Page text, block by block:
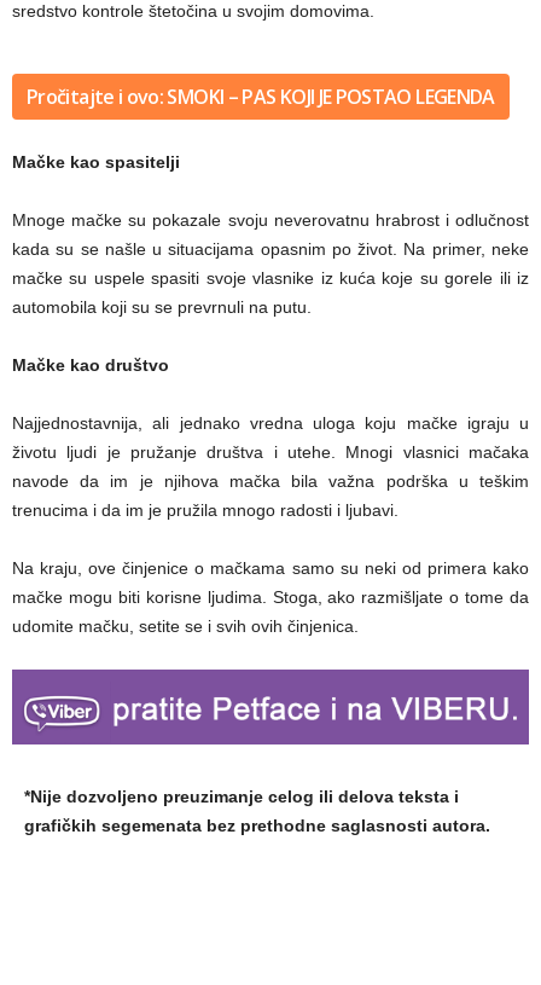
sredstvo kontrole štetočina u svojim domovima.
Pročitajte i ovo: SMOKI – PAS KOJI JE POSTAO LEGENDA
Mačke kao spasitelji
Mnoge mačke su pokazale svoju neverovatnu hrabrost i odlučnost
kada su se našle u situacijama opasnim po život. Na primer, neke
mačke su uspele spasiti svoje vlasnike iz kuća koje su gorele ili iz
automobila koji su se prevrnuli na putu.
Mačke kao društvo
Najjednostavnija, ali jednako vredna uloga koju mačke igraju u
životu ljudi je pružanje društva i utehe. Mnogi vlasnici mačaka
navode da im je njihova mačka bila važna podrška u teškim
trenucima i da im je pružila mnogo radosti i ljubavi.
Na kraju, ove činjenice o mačkama samo su neki od primera kako
mačke mogu biti korisne ljudima. Stoga, ako razmišljate o tome da
udomite mačku, setite se i svih ovih činjenica.
*Nije dozvoljeno preuzimanje celog ili delova teksta i
grafičkih segemenata bez prethodne saglasnosti autora.